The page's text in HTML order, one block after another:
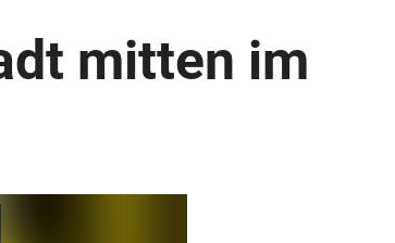
mitten im